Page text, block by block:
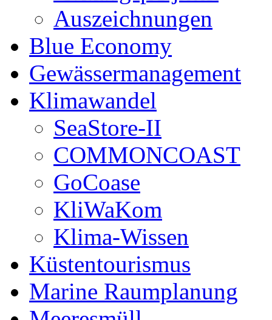
Auszeichnungen
Blue Economy
Gewässermanagement
Klimawandel
SeaStore-II
COMMONCOAST
GoCoase
KliWaKom
Klima-Wissen
Küstentourismus
Marine Raumplanung